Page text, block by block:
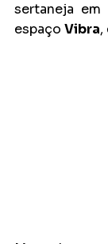
sertaneja em
espaço Vibra,